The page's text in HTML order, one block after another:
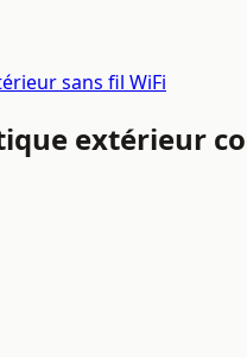
sans fil WiFi
extérieur